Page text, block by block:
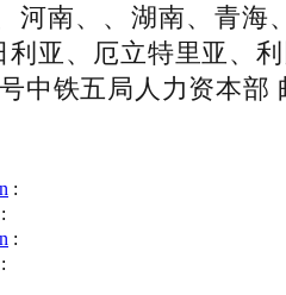
河南、、湖南、青
亚、厄立特里亚、
中铁五局人力资本部
:
:
:
: